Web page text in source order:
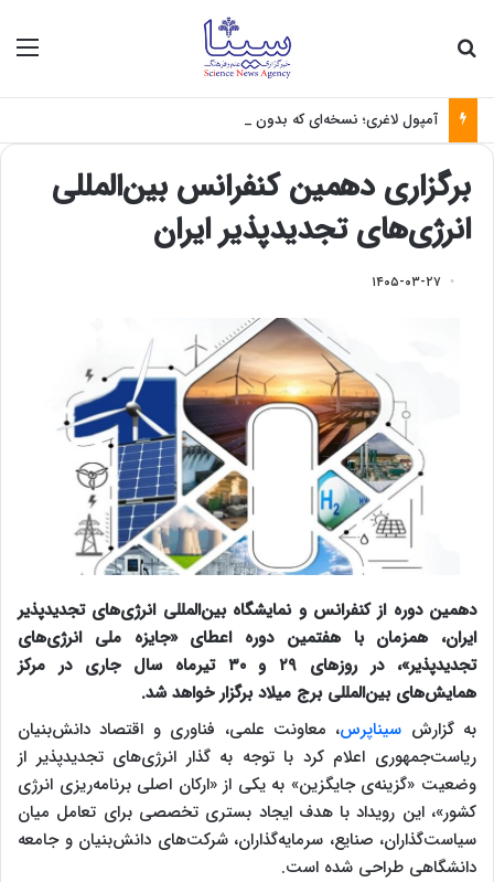
آمپول لاغری؛ نسخه‌ای که بدون تغذیه خطرناک می‌شود
برگزاری دهمین کنفرانس بین‌المللی
انرژی‌های تجدیدپذیر ایران
۱۴۰۵-۰۳-۲۷
دهمین دوره از کنفرانس و نمایشگاه بین‌المللی انرژی‌های تجدیدپذیر
ایران، همزمان با هفتمین دوره اعطای «جایزه ملی انرژی‌های
تجدیدپذیر»، در روز‌های ۲۹ و ۳۰ تیرماه سال جاری در مرکز
همایش‌های بین‌المللی برج میلاد برگزار خواهد شد.
به گزارش سیناپرس، معاونت علمی، فناوری و اقتصاد دانش‌بنیان
ریاست‌جمهوری اعلام کرد با توجه به گذار انرژی‌های تجدیدپذیر از
وضعیت «گزینه‌ی جایگزین» به یکی از «ارکان اصلی برنامه‌ریزی انرژی
کشور»، این رویداد با هدف ایجاد بستری تخصصی برای تعامل میان
سیاست‌گذاران، صنایع، سرمایه‌گذاران، شرکت‌های دانش‌بنیان و جامعه
دانشگاهی طراحی شده است.